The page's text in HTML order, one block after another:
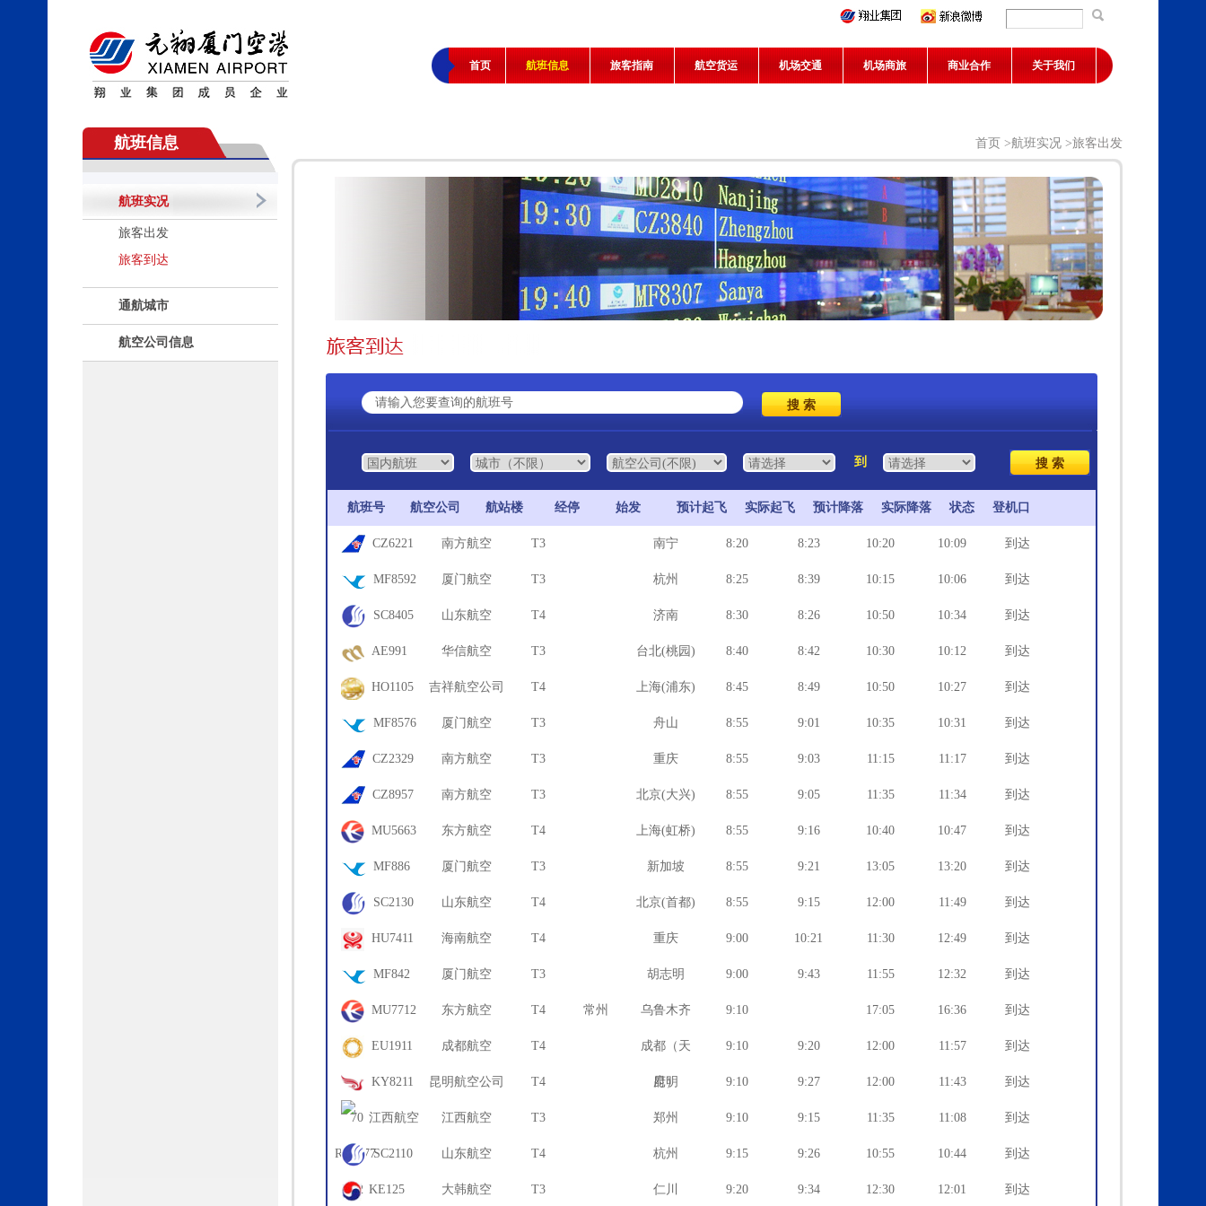
首页 航班信息 旅客指南 航空货运 机场交通 机场商旅 商业合作 关于我们
航班信息
航班实况
旅客出发
旅客到达
通航城市
航空公司信息
首页 >航班实况 >旅客出发
到
航班号 航空公司 航站楼 经停 始发 预计起飞 实际起飞 预计降落 实际降落 状态 登机口
CZ6221 南方航空 T3 南宁 8:20 8:23 10:20 10:09 到达
06 MF8592 厦门航空 T3 杭州 8:25 8:39 10:15 10:06 到达
18 SC8405 山东航空 T4 济南 8:30 8:26 10:50 10:34 到达
75 AE991 华信航空 T3 台北(桃园) 8:40 8:42 10:30 10:12 到达
15 HO1105 吉祥航空公司 T4 上海(浦东) 8:45 8:49 10:50 10:27 到达
65 MF8576 厦门航空 T3 舟山 8:55 9:01 10:35 10:31 到达
18 CZ2329 南方航空 T3 重庆 8:55 9:03 11:15 11:17 到达
8L CZ8957 南方航空 T3 北京(大兴) 8:55 9:05 11:35 11:34 到达
06 MU5663 东方航空 T4 上海(虹桥) 8:55 9:16 10:40 10:47 到达
67 MF886 厦门航空 T3 新加坡 8:55 9:21 13:05 13:20 到达
10 SC2130 山东航空 T4 北京(首都) 8:55 9:15 12:00 11:49 到达
65 HU7411 海南航空 T4 重庆 9:00 10:21 11:30 12:49 到达
61 MF842 厦门航空 T3 胡志明 9:00 9:43 11:55 12:32 到达
17 MU7712 东方航空 T4 常州 乌鲁木齐 9:10 17:05 16:36 到达
63 EU1911 成都航空 T4 成都（天
府）
9:10 9:20 12:00 11:57 到达
69 KY8211 昆明航空公司 T4 昆明 9:10 9:27 12:00 11:43 到达
70
RY8977
江西航空 T3 郑州 9:10 9:15 11:35 11:08 到达
05 SC2110 山东航空 T4 杭州 9:15 9:26 10:55 10:44 到达
72KE125 大韩航空 T3 仁川 9:20 9:34 12:30 12:01 到达